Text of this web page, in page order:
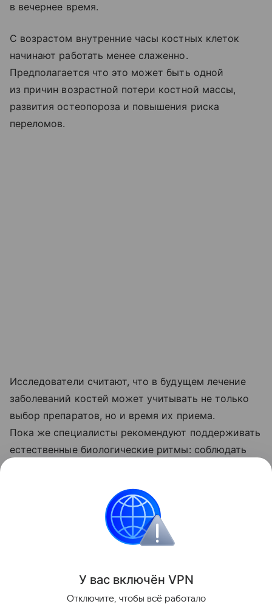
в вечернее время.
С возрастом внутренние часы костных клеток
начинают работать менее слаженно.
Предполагается что это может быть одной
из причин возрастной потери костной массы,
развития остеопороза и повышения риска
переломов.
Исследователи считают, что в будущем лечение
заболеваний костей может учитывать не только
выбор препаратов, но и время их приема.
Пока же специалисты рекомендуют поддерживать
естественные биологические ритмы: соблюдать
и регулярно заниматься физической активностью.
Поделиться
У вас включён VPN
Отключите, чтобы всё работало